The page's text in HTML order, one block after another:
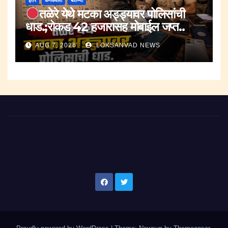
तळेरे येथे मटका अड्ड्यावर पोलिसांची
धाड.;रोकड 42 हजारासह मोबाईल जप्त..
AUG 7, 2026 LOKSANVAD NEWS